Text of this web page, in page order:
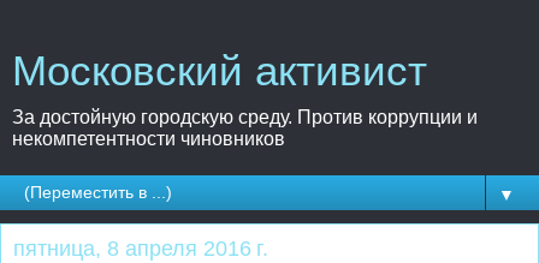
Московский активист
За достойную городскую среду. Против коррупции и
некомпетентности чиновников
▼
пятница, 8 апреля 2016 г.